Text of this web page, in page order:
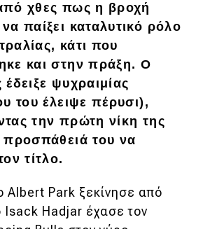
χθες πως η βροχή
παίξει καταλυτικό ρόλο
κάτι που
και στην πράξη. Ο
ψυχραιμίας
του έλειψε πέρυσι),
την πρώτη νίκη της
προσπάθειά του να
τίτλο.
Albert Park ξεκίνησε από
Isack Hadjar έχασε τον